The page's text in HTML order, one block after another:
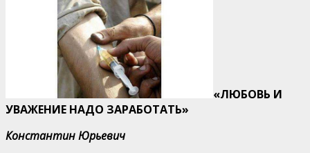
«ЛЮБОВЬ И
УВАЖЕНИЕ НАДО ЗАРАБОТАТЬ»
Константин Юрьевич